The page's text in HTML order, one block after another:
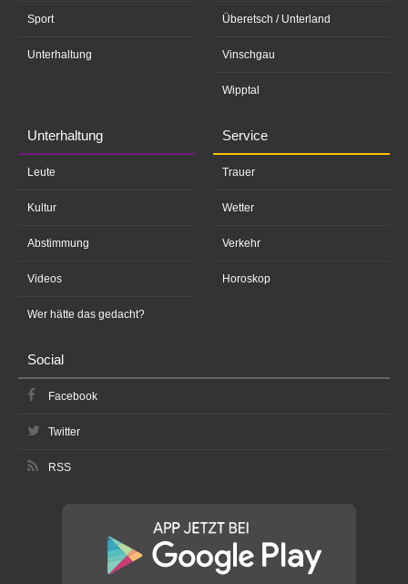
Sport
Unterhaltung
Überetsch / Unterland
Vinschgau
Wipptal
Unterhaltung
Leute
Kultur
Abstimmung
Videos
Wer hätte das gedacht?
Service
Trauer
Wetter
Verkehr
Horoskop
Social
Facebook
Twitter
RSS